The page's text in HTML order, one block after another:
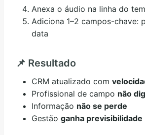
Anexa o áudio na linha do
Adiciona 1–2 campos-chave:
data
📌 Resultado
CRM atualizado com
Profissional de campo não
Informação não se perde
Gestão ganha previsibilidade